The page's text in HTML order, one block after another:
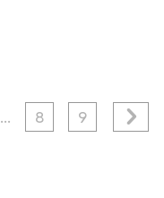
... 8 9